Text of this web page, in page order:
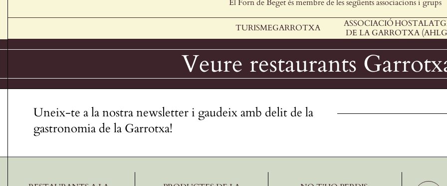
El Forn de Beget és membre de les següents associacions i grups
TURISMEGARROTXA
ASSOCIACIÓ
DE LA GARROTXA
Veure restaurants
Uneix-te a la nostra newsletter i gaudeix amb delit de la
gastronomia de la Garrotxa!